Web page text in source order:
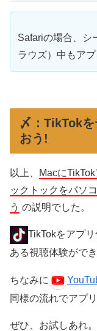
Safariの場合、シ
ラウズ）中もアプ
〆：TikTok
おう!
以上、
Macに
ックトックをパソ
う の説明でした。
TikTokをアプ
ある視聴体験ができ
ちなみに
同様の流れでアプ
ぜひ、お試しあれ。